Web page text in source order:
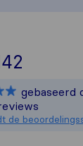
Alle
gebaseerd
de